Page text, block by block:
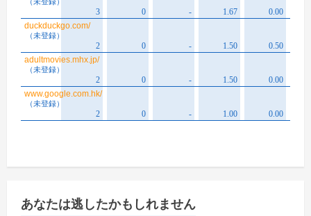
あなたは逃したかもしれません